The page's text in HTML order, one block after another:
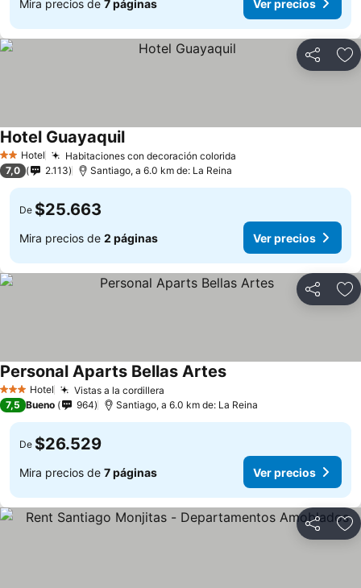
Mira precios de 7 páginas Ver precios
Compartir
2 Estrellas
Hotel Habitaciones con decoración colorida
Hotel Guayaquil
7,0 2.113 Santiago, a 6.0 km de: La Reina
De $25.663
Mira precios de 2 páginas Ver precios
Compartir
3 Estrellas
Hotel Vistas a la cordillera
Personal Aparts Bellas Artes
7,5 Bueno 964 Santiago, a 6.0 km de: La Reina
De $26.529
Mira precios de 7 páginas Ver precios
Compartir